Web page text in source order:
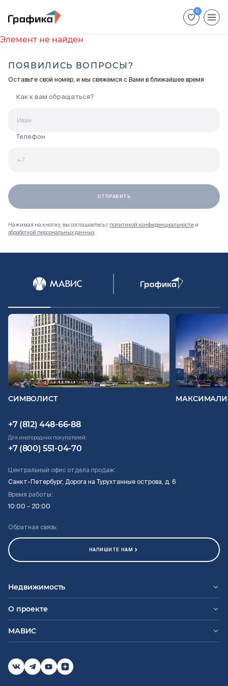
+7 (800) 551-04-70
Способы покупки
Отделка
Акции
Документация
ВЫБРАТЬ КВАРТИРУ
Проекты
О компании
Жизнь в мавис
Элемент не найден
ПОЯВИЛИСЬ ВОПРОСЫ?
Оставьте свой номер, и мы свяжемся с Вами в ближайшее время
Как к вам обращаться?
Телефон
Нажимая на кнопку, вы соглашаетесь с политикой конфиденциальности и
обработкой персональных данных
СИМВОЛИСТ
+7 (812) 448-66-88
Для иногородних покупателей:
+7 (800) 551-04-70
Центральный офис отдела продаж:
Санкт-Петербург, Дорога на Турухтанные острова, д. 6
Время работы:
10:00 - 20:00
Обратная связь:
НАПИШИТЕ НАМ
Недвижимость
О проекте
МАВИС